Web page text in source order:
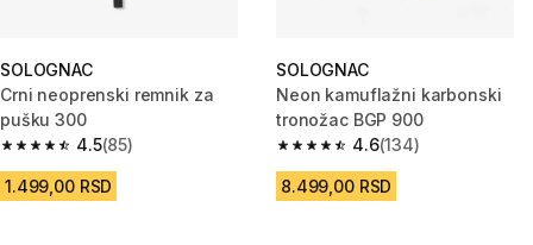
SOLOGNAC
Crni neoprenski remnik za
pušku 300
4.5
4.5 od 5 zvezdica from 85 Recenzije
(85)
1.499,00 RSD
SOLOGNAC
Neon kamuflažni karbonski
tronožac BGP 900
4.6
4.6 od 5 zvezdica from 134
(134)
8.499,00 RSD